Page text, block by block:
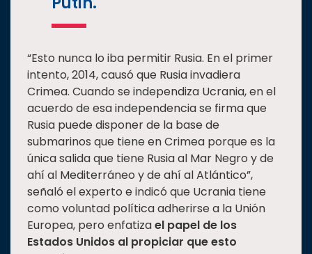
“Esto nunca lo iba permitir Rusia. En el primer
intento, 2014, causó que Rusia invadiera
Crimea. Cuando se independiza Ucrania, en el
acuerdo de esa independencia se firma que
Rusia puede disponer de la base de
submarinos que tiene en Crimea porque es la
única salida que tiene Rusia al Mar Negro y de
ahí al Mediterráneo y de ahí al Atlántico”,
señaló el experto e indicó que Ucrania tiene
como voluntad política adherirse a la Unión
Europea, pero enfatizael papel de los
Estados Unidos al propiciar que esto